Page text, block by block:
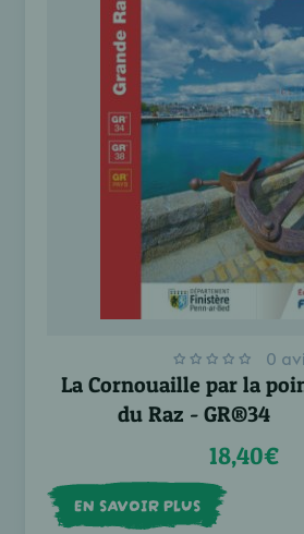
0
La Cornouaille par la
du Raz - GR®34
18,40€
EN SAVOIR PLUS